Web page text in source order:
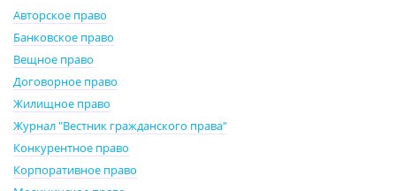
Авторское право
Банковское право
Вещное право
Договорное право
Жилищное право
Журнал "Вестник гражданского права"
Конкурентное право
Корпоративное право